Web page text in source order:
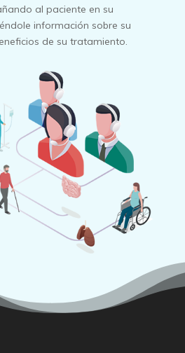
al paciente en su
información sobre su
de su tratamiento.